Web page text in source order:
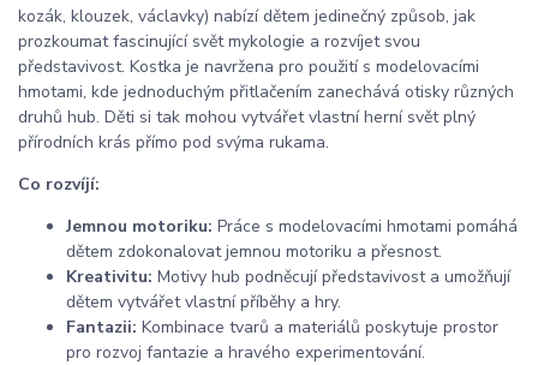
kozák, klouzek, václavky) nabízí dětem jedinečný způsob, jak
prozkoumat fascinující svět mykologie a rozvíjet svou
představivost. Kostka je navržena pro použití s modelovacími
hmotami, kde jednoduchým přitlačením zanechává otisky různých
druhů hub. Děti si tak mohou vytvářet vlastní herní svět plný
přírodních krás přímo pod svýma rukama.
Co rozvíjí:
Jemnou motoriku: Práce s modelovacími hmotami pomáhá
dětem zdokonalovat jemnou motoriku a přesnost.
Kreativitu: Motivy hub podněcují představivost a umožňují
dětem vytvářet vlastní příběhy a hry.
Fantazii: Kombinace tvarů a materiálů poskytuje prostor
pro rozvoj fantazie a hravého experimentování.